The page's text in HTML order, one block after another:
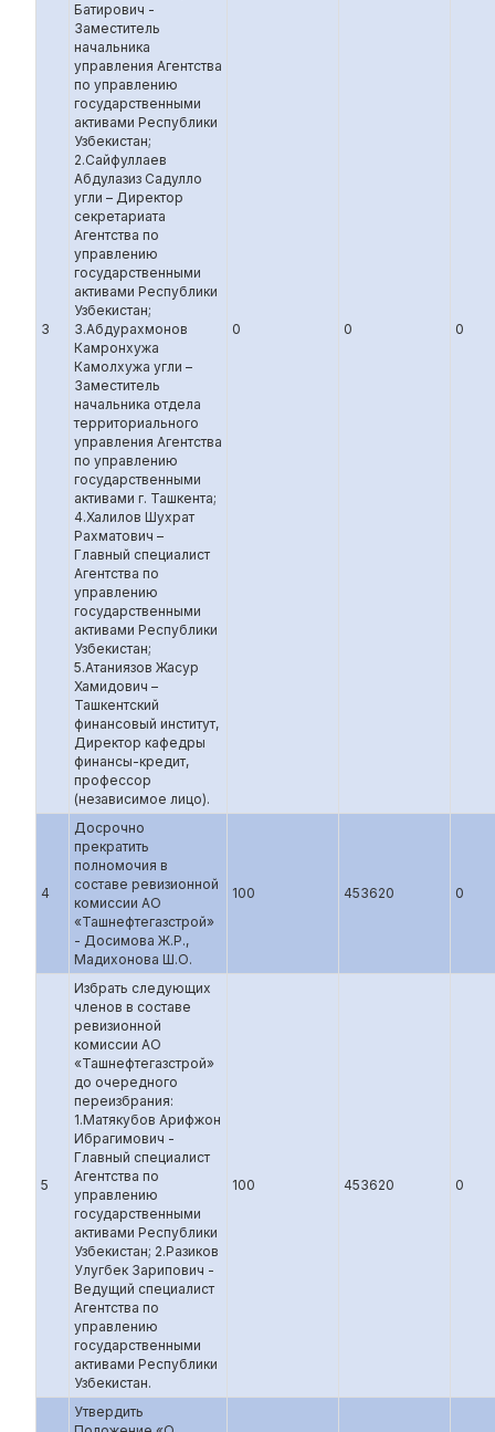
3
Батирович -
Заместитель
начальника
управления Агентства
по управлению
государственными
активами Республики
Узбекистан;
2.Сайфуллаев
Абдулазиз Садулло
угли – Директор
секретариата
Агентства по
управлению
государственными
активами Республики
Узбекистан;
3.Абдурахмонов
Камронхужа
Камолхужа угли –
Заместитель
начальника отдела
территориального
управления Агентства
по управлению
государственными
активами г. Ташкента;
4.Халилов Шухрат
Рахматович –
Главный специалист
Агентства по
управлению
государственными
активами Республики
Узбекистан;
5.Атаниязов Жасур
Хамидович –
Ташкентский
финансовый институт,
Директор кафедры
финансы-кредит,
профессор
(независимое лицо).
0 0 0
4
Досрочно
прекратить
полномочия в
составе ревизионной
комиссии АО
«Ташнефтегазстрой»
- Досимова Ж.Р.,
Мадихонова Ш.О.
100 453620 0
5
Избрать следующих
членов в составе
ревизионной
комиссии АО
«Ташнефтегазстрой»
до очередного
переизбрания:
1.Матякубов Арифжон
Ибрагимович -
Главный специалист
Агентства по
управлению
государственными
активами Республики
Узбекистан; 2.Разиков
Улугбек Зарипович -
Ведущий специалист
Агентства по
управлению
государственными
активами Республики
Узбекистан.
100 453620 0
Утвердить